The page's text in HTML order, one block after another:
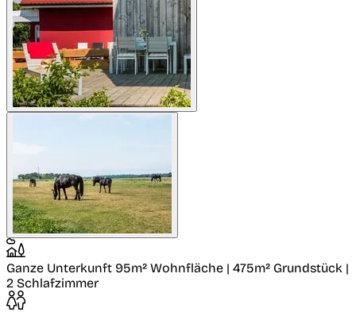
Ganze Unterkunft 95m² Wohnfläche | 475m² Grundstück |
2 Schlafzimmer